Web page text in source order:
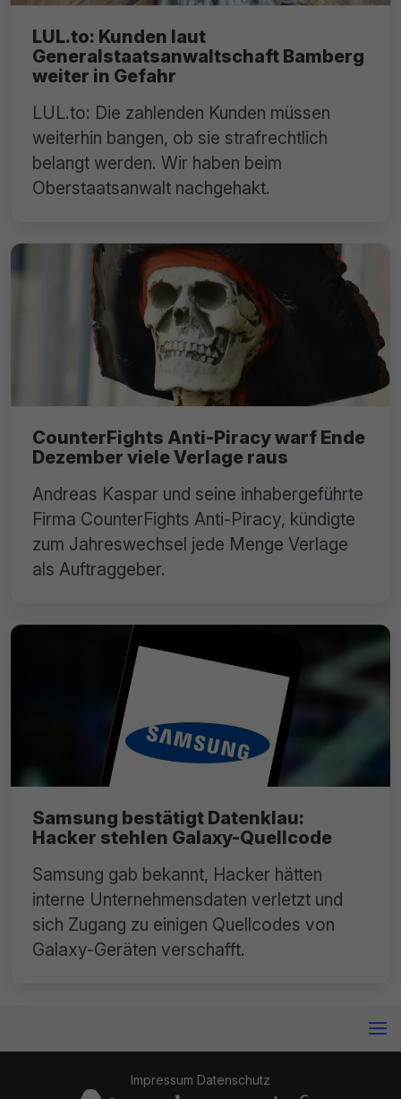
LUL.to: Kunden laut
Generalstaatsanwaltschaft Bamberg
weiter in Gefahr
LUL.to: Die zahlenden Kunden müssen
weiterhin bangen, ob sie strafrechtlich
belangt werden. Wir haben beim
Oberstaatsanwalt nachgehakt.
CounterFights Anti-Piracy warf Ende
Dezember viele Verlage raus
Andreas Kaspar und seine inhabergeführte
Firma CounterFights Anti-Piracy, kündigte
zum Jahreswechsel jede Menge Verlage
als Auftraggeber.
Samsung bestätigt Datenklau:
Hacker stehlen Galaxy-Quellcode
Samsung gab bekannt, Hacker hätten
interne Unternehmensdaten verletzt und
sich Zugang zu einigen Quellcodes von
Galaxy-Geräten verschafft.
Impressum Datenschutz